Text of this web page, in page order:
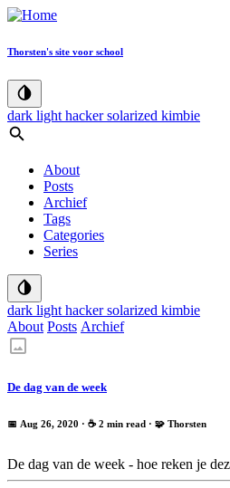
Thorsten's site voor school
dark light hackersolarized kimbie
About
Posts
Archief
Tags
Categories
Series
dark light hackersolarized kimbie
About Posts Archief
De dag van de week
📅 Aug 26, 2020 · ☕ 2 min read · 🧩 Thorsten
De dag van de week - hoe reken je